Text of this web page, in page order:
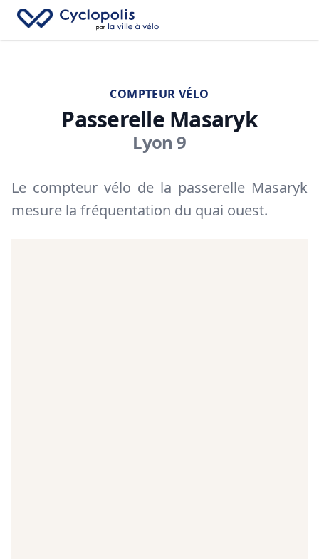
→
Cyclopolis
COMPTEUR VÉLO
Passerelle Masaryk
Lyon 9
Le compteur vélo de la passerelle Masaryk
mesure la fréquentation du quai ouest.